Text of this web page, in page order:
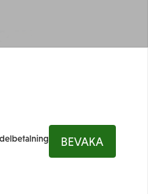
BEVAKA